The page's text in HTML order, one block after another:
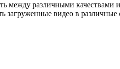
между различными качествами
загруженные видео в